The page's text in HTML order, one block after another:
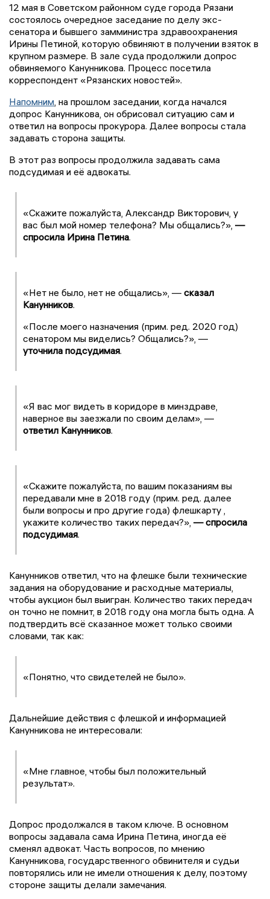
12 мая в Советском районном суде города Рязани
состоялось очередное заседание по делу экс-
сенатора и бывшего замминистра здравоохранения
Ирины Петиной, которую обвиняют в получении взяток в
крупном размере. В зале суда продолжили допрос
обвиняемого Канунникова. Процесс посетила
корреспондент «Рязанских новостей».
Напомним , на прошлом заседании, когда начался
допрос Канунникова, он обрисовал ситуацию сам и
ответил на вопросы прокурора. Далее вопросы стала
задавать сторона защиты.
В этот раз вопросы продолжила задавать сама
подсудимая и её адвокаты.
«Скажите пожалуйста, Александр Викторович, у
вас был мой номер телефона? Мы общались?», —
спросила Ирина Петина.
«Нет не было, нет не общались», — сказал
Канунников.
«После моего назначения (прим. ред. 2020 год)
сенатором мы виделись? Общались?», —
уточнила подсудимая.
«Я вас мог видеть в коридоре в минздраве,
наверное вы заезжали по своим делам», —
ответил Канунников.
«Скажите пожалуйста, по вашим показаниям вы
передавали мне в 2018 году (прим. ред. далее
были вопросы и про другие года) флешкарту ,
укажите количество таких передач?», — спросила
подсудимая.
Канунников ответил, что на флешке были технические
задания на оборудование и расходные материалы,
чтобы аукцион был выигран. Количество таких передач
он точно не помнит, в 2018 году она могла быть одна. А
подтвердить всё сказанное может только своими
словами, так как:
«Понятно, что свидетелей не было».
Дальнейшие действия с флешкой и информацией
Канунникова не интересовали:
«Мне главное, чтобы был положительный
результат».
Допрос продолжался в таком ключе. В основном
вопросы задавала сама Ирина Петина, иногда её
сменял адвокат. Часть вопросов, по мнению
Канунникова, государственного обвинителя и судьи
повторялись или не имели отношения к делу, поэтому
стороне защиты делали замечания.